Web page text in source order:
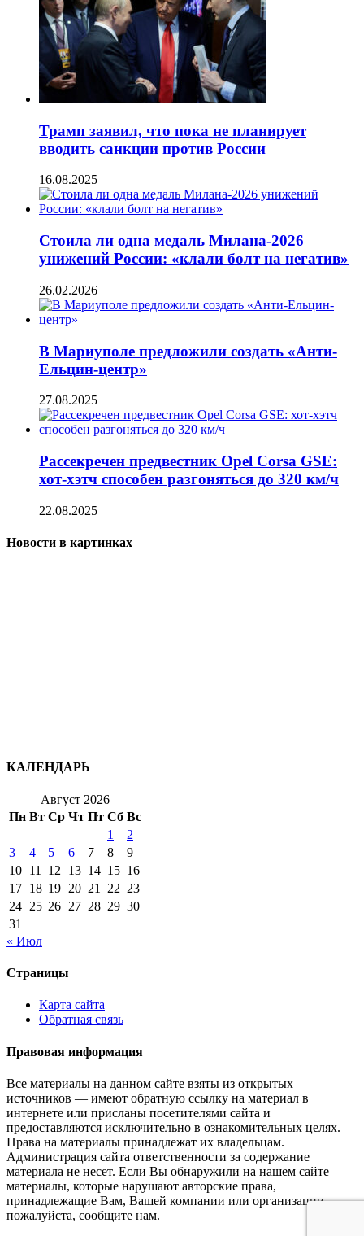
Трамп заявил, что пока не планирует
вводить санкции против России
16.08.2025
Стоила ли одна медаль Милана-2026
унижений России: «клали болт на негатив»
26.02.2026
В Мариуполе предложили создать «Анти-
Ельцин-центр»
27.08.2025
Рассекречен предвестник Opel Corsa GSE:
хот-хэтч способен разгоняться до 320 км/ч
22.08.2025
Новости в картинках
КАЛЕНДАРЬ
Август 2026
Пн Вт Ср Чт Пт Сб Вс
1
2
3
4 5 6 7 8
9
10 11 12 13 14 15 16
17 18 19 20 21 22 23
24 25 26 27 28 29 30
31
« Июл
Страницы
Карта сайта
Обратная связь
Правовая информация
Все материалы на данном сайте взяты из открытых
источников — имеют обратную ссылку на материал в
интернете или присланы посетителями сайта и
предоставляются исключительно в ознакомительных целях.
Права на материалы принадлежат их владельцам.
Администрация сайта ответственности за содержание
материала не несет. Если Вы обнаружили на нашем сайте
материалы, которые нарушают авторские права,
принадлежащие Вам, Вашей компании или организации,
пожалуйста, сообщите нам.